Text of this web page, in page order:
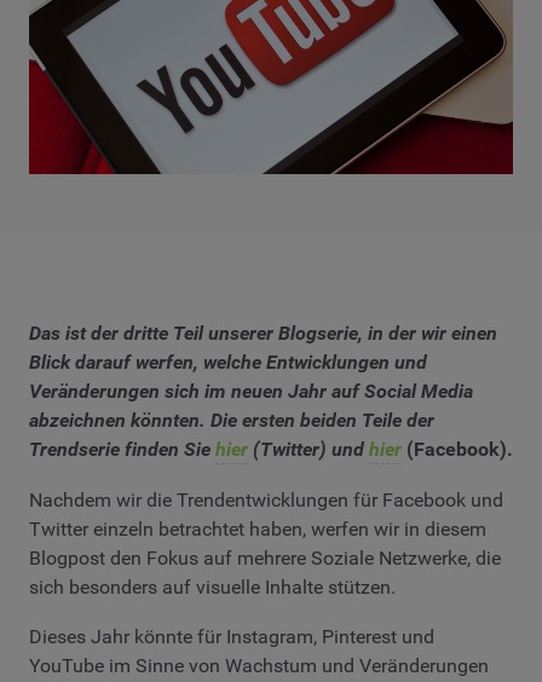
Das ist der dritte Teil unserer Blogserie, in der wir einen
Blick darauf werfen, welche Entwicklungen und
Veränderungen sich im neuen Jahr auf Social Media
abzeichnen könnten. Die ersten beiden Teile der
Trendserie finden Sie hier (Twitter) und hier (Facebook).
Nachdem wir die Trendentwicklungen für Facebook und
Twitter einzeln betrachtet haben, werfen wir in diesem
Blogpost den Fokus auf mehrere Soziale Netzwerke, die
sich besonders auf visuelle Inhalte stützen.
Dieses Jahr könnte für Instagram, Pinterest und
YouTube im Sinne von Wachstum und Veränderungen